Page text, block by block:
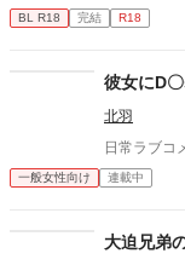
BL R18 完結 R18
彼女にD
北羽
日常ラブコ
一般女性向け 連載中
大迫兄弟